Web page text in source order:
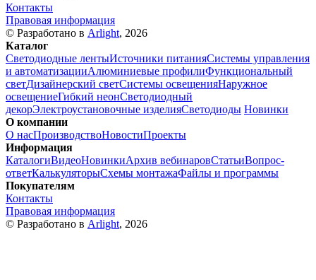
Контакты
Правовая информация
© Разработано в Arlight, 2026
Каталог
Светодиодные лентыИсточники питанияСистемы управления
и автоматизацииАлюминиевые профилиФункциональный
светДизайнерский светСистемы освещенияНаружное
освещениеГибкий неонСветодиодный
декорЭлектроустановочные изделияСветодиоды Новинки
О компании
О насПроизводствоНовостиПроекты
Информация
КаталогиВидеоНовинкиАрхив вебинаровСтатьиВопрос-
ответКалькуляторыСхемы монтажаФайлы и программы
Покупателям
Контакты
Правовая информация
© Разработано в Arlight, 2026